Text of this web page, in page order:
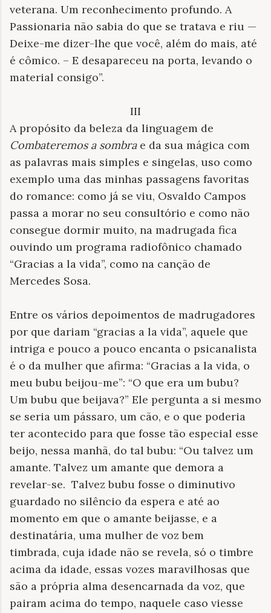
veterana. Um reconhecimento profundo. A
Passionaria não sabia do que se tratava e riu —
Deixe-me dizer-lhe que você, além do mais, até
é cômico. – E desapareceu na porta, levando o
material consigo”.
III
A propósito da beleza da linguagem de
Combateremos a sombrae da sua mágica com
as palavras mais simples e singelas, uso como
exemplo uma das minhas passagens favoritas
do romance: como já se viu, Osvaldo Campos
passa a morar no seu consultório e como não
consegue dormir muito, na madrugada fica
ouvindo um programa radiofônico chamado
“Gracias a la vida”, como na canção de
Mercedes Sosa.
Entre os vários depoimentos de madrugadores
por que dariam “gracias a la vida”, aquele que
intriga e pouco a pouco encanta o psicanalista
é o da mulher que afirma: “Gracias a la vida, o
meu bubu beijou-me”: “O que era um bubu?
Um bubu que beijava?” Ele pergunta a si mesmo
se seria um pássaro, um cão, e o que poderia
ter acontecido para que fosse tão especial esse
beijo, nessa manhã, do tal bubu: “Ou talvez um
amante. Talvez um amante que demora a
revelar-se. Talvez bubu fosse o diminutivo
guardado no silêncio da espera e até ao
momento em que o amante beijasse, e a
destinatária, uma mulher de voz bem
timbrada, cuja idade não se revela, só o timbre
acima da idade, essas vozes maravilhosas que
são a própria alma desencarnada da voz, que
pairam acima do tempo, naquele caso viesse